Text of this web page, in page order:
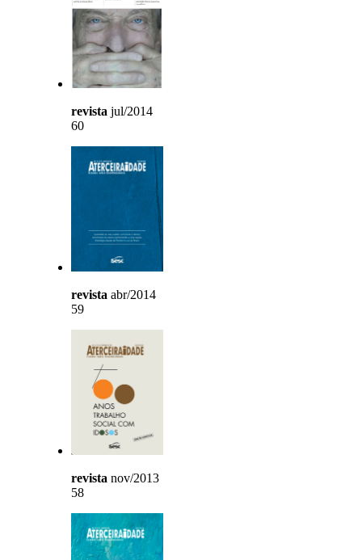
revista jul/2014
60
revista abr/2014
59
revista nov/2013
58